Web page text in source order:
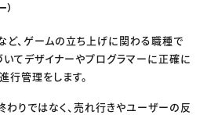
、ゲームの立ち上げに関わる職種で
いてデザイナーやプログラマーに正確に
行管理をします。
わりではなく、売れ行きやユーザーの反